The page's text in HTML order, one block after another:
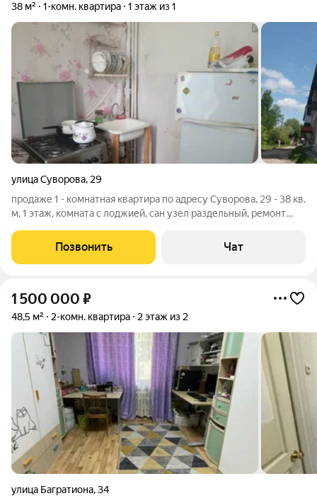
38 м² 1-комн. квартира 1 этаж из 1
улица Суворова, 29
продаже 1 - комнатная квартира по адресу Суворова, 29 - 38 кв.
м, 1 этаж, комната с лоджией, сан узел раздельный, ремонт
готовы а сделке. Цена 950 000 рублей. Вопросы
89082519436 Екатерина
Позвонить Чат
1 500 000 ₽
48,5 м² 2-комн. квартира 2 этаж из 2
улица Багратиона,34